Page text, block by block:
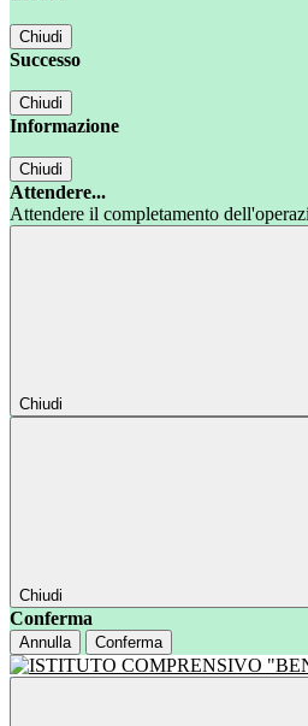
Chiudi
Successo
Chiudi
Informazione
Chiudi
Attendere...
Attendere il completamento
Chiudi
Chiudi
Conferma
Annulla Conferma